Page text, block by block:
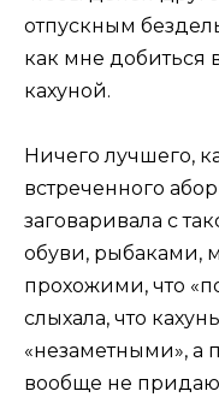
отпускным
как мне добиться
кахуной.
Ничего лучшего,
встреченного
заговаривала с
обуви, рыбаками,
прохожими, что
слыхала, что
«незаметными», а
вообще не